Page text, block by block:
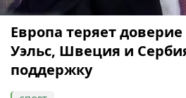
Европа теряет
Уэльс, Швеция и
поддержку